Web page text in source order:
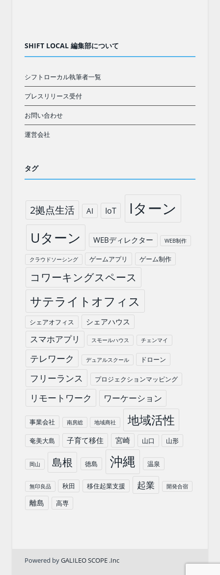
SHIFT LOCAL 編集部について
シフトローカル執筆者一覧
プレスリリース受付
お問い合わせ
運営会社
タグ
2拠点生活 AI IoT Iターン
Uターン WEBディレクター WEB制作
クラウドソーシング ゲームアプリ ゲーム制作
コワーキングスペース
サテライトオフィス
シェアオフィス シェアハウス
スマホアプリ スモールハウス チェンマイ
テレワーク デュアルスクール ドローン
フリーランス プロジェクションマッピング
リモートワーク ワーケーション
事業会社 南房総 地域商社 地域活性
奄美大島 子育て移住 宮崎 山口 山形
岡山 島根 徳島 沖縄 温泉
無印良品 秋田 移住起業支援 起業 開発合宿
離島 高専
Powered byGALILEO SCOPE .Inc